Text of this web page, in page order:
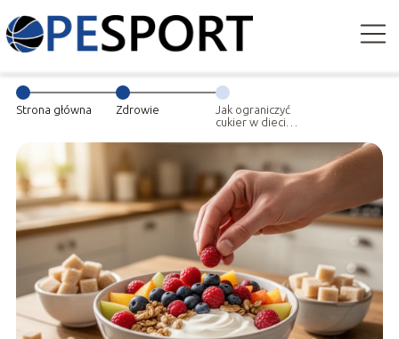
Strona główna Zdrowie
Jak ograniczyć
cukier w diecie i
z przyjemności